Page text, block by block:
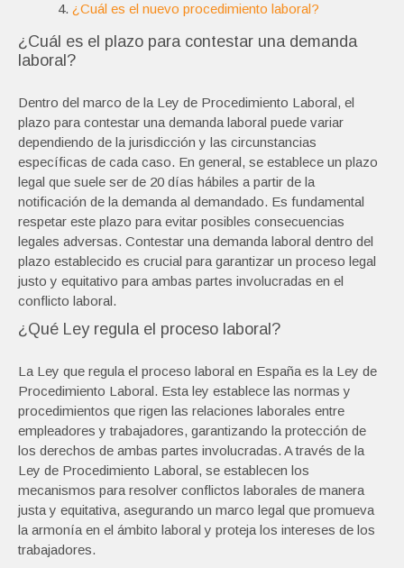
¿Cuál es el nuevo procedimiento laboral?
¿Cuál es el plazo para contestar una demanda
laboral?
Dentro del marco de la Ley de Procedimiento Laboral, el
plazo para contestar una demanda laboral puede variar
dependiendo de la jurisdicción y las circunstancias
específicas de cada caso. En general, se establece un plazo
legal que suele ser de 20 días hábiles a partir de la
notificación de la demanda al demandado. Es fundamental
respetar este plazo para evitar posibles consecuencias
legales adversas. Contestar una demanda laboral dentro del
plazo establecido es crucial para garantizar un proceso legal
justo y equitativo para ambas partes involucradas en el
conflicto laboral.
¿Qué Ley regula el proceso laboral?
La Ley que regula el proceso laboral en España es la Ley de
Procedimiento Laboral. Esta ley establece las normas y
procedimientos que rigen las relaciones laborales entre
empleadores y trabajadores, garantizando la protección de
los derechos de ambas partes involucradas. A través de la
Ley de Procedimiento Laboral, se establecen los
mecanismos para resolver conflictos laborales de manera
justa y equitativa, asegurando un marco legal que promueva
la armonía en el ámbito laboral y proteja los intereses de los
trabajadores.